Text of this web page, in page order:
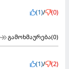
(1)/ (0)
გამოხმაურება(0)
(1)/ (2)